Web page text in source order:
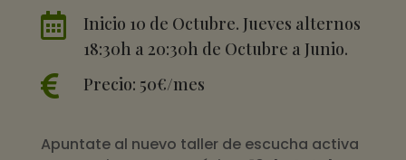

Inicio 10 de Octubre. Jueves alternos
18:30h a 20:30h de Octubre a Junio.
 Precio: 50€/mes
Apuntate al nuevo taller de escucha activa